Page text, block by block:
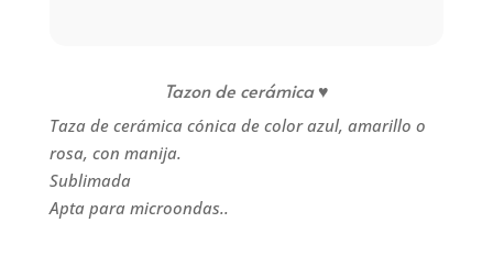
Tazonde cerámica♥
Taza de cerámica cónica de color azul, amarillo o
rosa, con manija.
Sublimada
Apta para microondas..